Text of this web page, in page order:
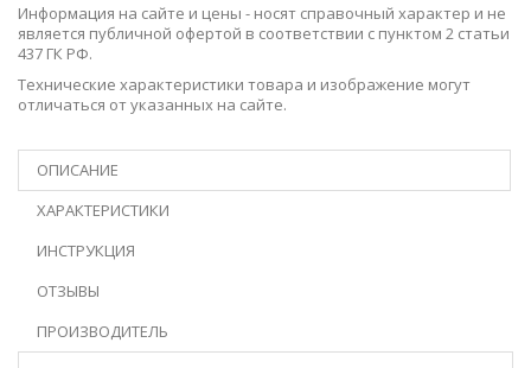
Информация на сайте и цены - носят справочный характер и не
является публичной офертой в соответствии с пунктом 2 статьи
437 ГК РФ.
Технические характеристики товара и изображение могут
отличаться от указанных на сайте.
ОПИСАНИЕ
ХАРАКТЕРИСТИКИ
ИНСТРУКЦИЯ
ОТЗЫВЫ
ПРОИЗВОДИТЕЛЬ